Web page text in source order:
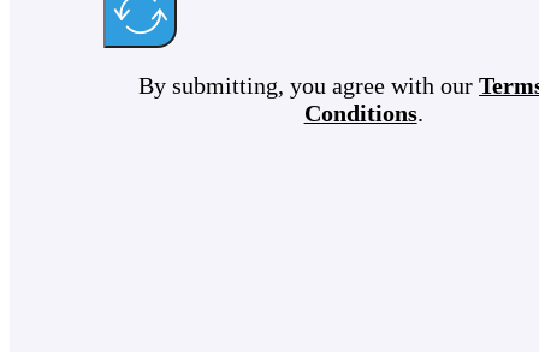
By submitting, you agree with our
Conditions.